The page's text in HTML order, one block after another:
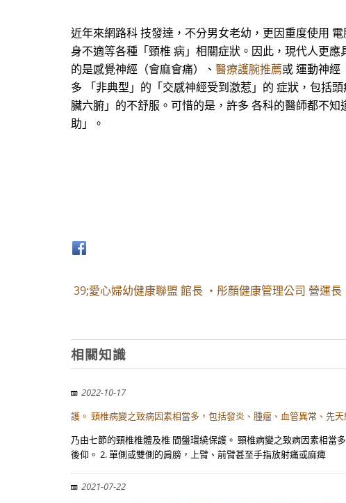
近年來網路科 技發達，不分男女老幼，更因重度使用
身不適等各種「頸椎 病」相關症狀。因此，現代人更
的是感覺神經（會麻會痛）、 醫療護腕推薦或 運動神經
多 「非典型」的「交感神經受到激惹」的 症狀，包括
臟六腑」的不舒服。可惜的是，許多 各科的醫師都不
助」。
39;愛心婦幼健康聯盟 館長 ・彤顏健康管理公司 營運
相關知識
2022-10-17
護。 頸椎病變之致病因素相當多，包括發炎、腫瘤、血管異常、先
乃由七節的頸椎椎體及椎 間盤環繞保護。 頸椎病變之致病因素相當
後仰。 2. 單側或雙側的肩膀，上臂、前臂甚至手指放射痛或麻痺
2021-07-22